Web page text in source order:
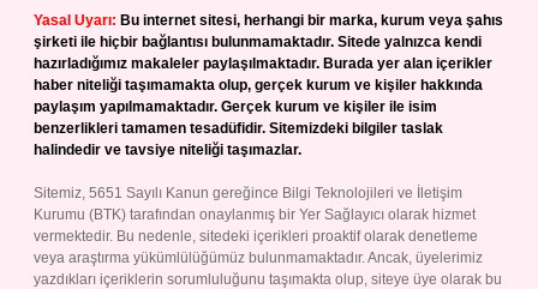
Yasal Uyarı: Bu internet sitesi, herhangi bir marka, kurum veya şahıs
şirketi ile hiçbir bağlantısı bulunmamaktadır. Sitede yalnızca kendi
hazırladığımız makaleler paylaşılmaktadır. Burada yer alan içerikler
haber niteliği taşımamakta olup, gerçek kurum ve kişiler hakkında
paylaşım yapılmamaktadır. Gerçek kurum ve kişiler ile isim
benzerlikleri tamamen tesadüfidir. Sitemizdeki bilgiler taslak
halindedir ve tavsiye niteliği taşımazlar.
Sitemiz, 5651 Sayılı Kanun gereğince Bilgi Teknolojileri ve İletişim
Kurumu (BTK) tarafından onaylanmış bir Yer Sağlayıcı olarak hizmet
vermektedir. Bu nedenle, sitedeki içerikleri proaktif olarak denetleme
veya araştırma yükümlülüğümüz bulunmamaktadır. Ancak, üyelerimiz
yazdıkları içeriklerin sorumluluğunu taşımakta olup, siteye üye olarak bu